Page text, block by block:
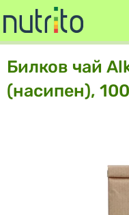
Билков чай
(насипен),